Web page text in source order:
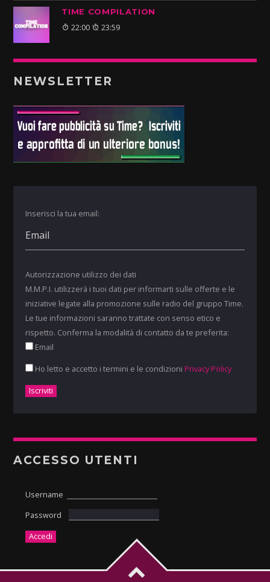
TIME COMPILATION
22:00 23:59
NEWSLETTER
Inserisci la tua email:
Autorizzazione utilizzo dei dati
M.M.P.I. utilizzerà i tuoi dati per informarti sulle offerte e le
iniziative legate alla promozione sulle radio del gruppo Time.
Le tue informazioni saranno trattate con senso etico e
rispetto. Conferma la modalità di contatto da te preferita:
Email
Ho letto e accetto i termini e le condizioni Privacy Policy
ACCESSO UTENTI
Username
Password